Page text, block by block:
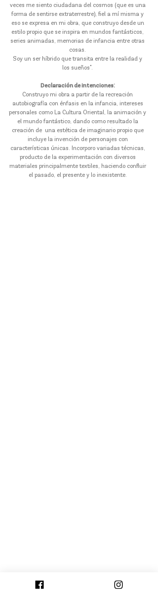
veces me siento ciudadana del cosmos (que es una
forma de sentirse extraterrestre), fiel a mí misma y
eso se expresa en mi obra, que construyo desde un
estilo propio que se inspira en mundos fantásticos,
series animadas, memorias de infancia entre otras
cosas.
Soy un ser híbrido que transita entre la realidad y
los sueños".
Declaración de intenciones:
Construyo mi obra a partir de la recreación
autobiografía con énfasis en la infancia, intereses
personales como La Cultura Oriental, la animación y
el mundo fantástico, dando como resultado la
creación de una estética de imaginario propio que
incluye la invención de personajes con
características únicas. Incorporo variadas técnicas,
producto de la experimentación con diversos
materiales principalmente textiles, haciendo confluir
el pasado, el presente y lo inexistente.